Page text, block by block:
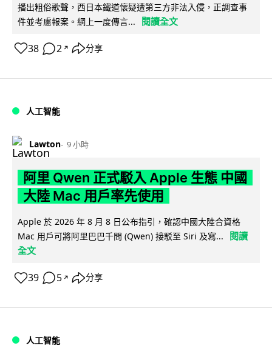
播出粗俗歌聲，西日本鐵道懷疑遭第三方非法入侵，正調查事
件並考慮報案。網上一度傳言...
閱讀全文
38 2 ↗ 分享
人工智能
Lawton 9 小時
阿里 Qwen 正式駁入 Apple 生態 中國
大陸 Mac 用戶率先使用
Apple 於 2026 年 8 月 8 日公布指引，確認中國大陸合資格
Mac 用戶可將阿里巴巴千問 (Qwen) 接駁至 Siri 及寫...
閱讀
全文
39 5 ↗ 分享
人工智能